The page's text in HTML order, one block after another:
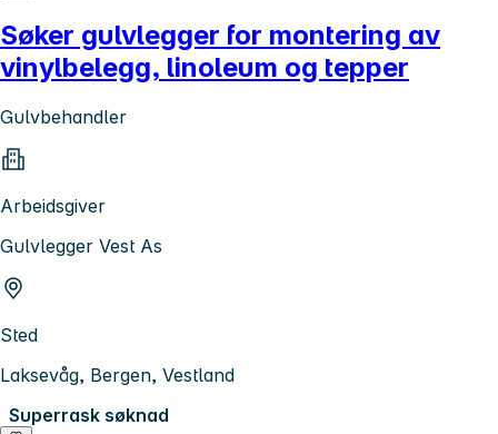
Søker gulvlegger for montering av
vinylbelegg, linoleum og tepper
Gulvbehandler
Arbeidsgiver
Gulvlegger Vest As
Sted
Laksevåg, Bergen, Vestland
Superrask søknad